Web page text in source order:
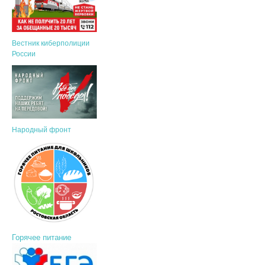
Вестник киберполиции
России
Народный фронт
Горячее питание